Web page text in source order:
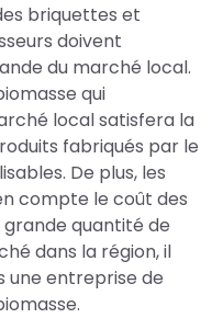
briquettes et
doivent
du marché local.
qui
local satisfera la
fabriqués par le
De plus, les
compte le coût des
grande quantité de
dans la région, il
une entreprise de